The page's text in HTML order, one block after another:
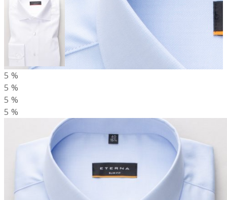
5 %
5 %
5 %
5 %